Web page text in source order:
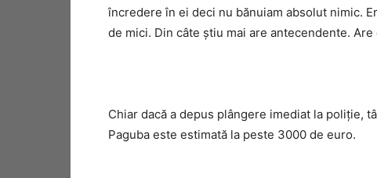
încredere în ei deci nu bănuiam absolut nimic.
de mici. Din câte ştiu mai are antecendente.
Chiar dacă a depus plângere imediat la poliţie,
Paguba este estimată la peste 3000 de euro.